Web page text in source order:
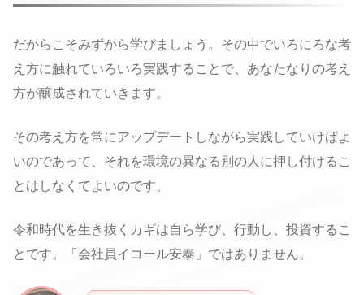
だからこそみずから学びましょう。その中でいろにろな考
え方に触れていろいろ実践することで、あなたなりの考え
方が醸成されていきます。
その考え方を常にアップデートしながら実践していけばよ
いのであって、それを環境の異なる別の人に押し付けるこ
とはしなくてよいのです。
令和時代を生き抜くカギは自ら学び、行動し、投資するこ
とです。「会社員イコール安泰」ではありません。